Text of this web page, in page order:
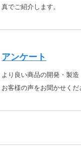
真でご紹介します。
アンケート
より良い商品の開発・製造
お客様の声をお聞かせくだ